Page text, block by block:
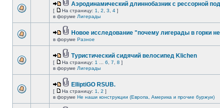
Аэродинамический длиннобазник с рессорной
[ На страницу: 1 2 3 4 ]
в форуме Лигерады
Новое исследование "почему лигерады в горки
в форуме Разное
Туристический сидячий велосипед Klichen
[ На страницу: 1 6 7 8 ]
в форуме Лигерады
ElliptiGO RSUB.
[ На страницу: 1 2 ]
в форуме Не наши конструкции (Европа, Америка и прочие буржуи)